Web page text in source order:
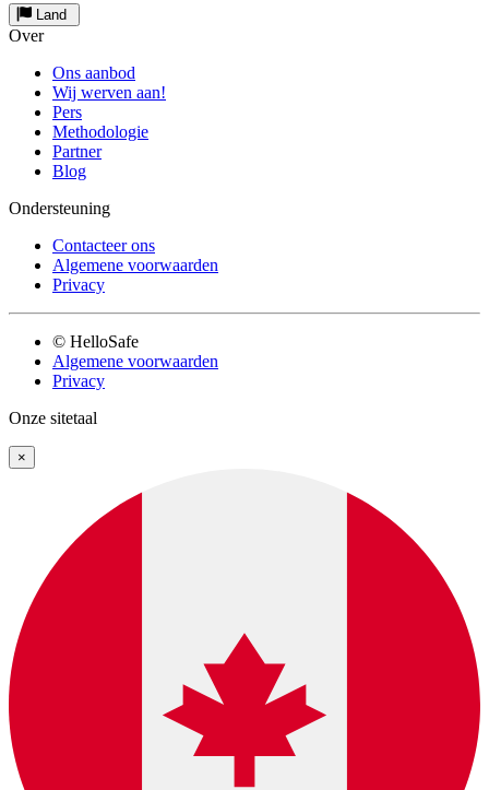
Land
Over
Ons aanbod
Wij werven aan!
Pers
Methodologie
Partner
Blog
Ondersteuning
Contacteer ons
Algemene voorwaarden
Privacy
© HelloSafe
Algemene voorwaarden
Privacy
Onze sitetaal
×